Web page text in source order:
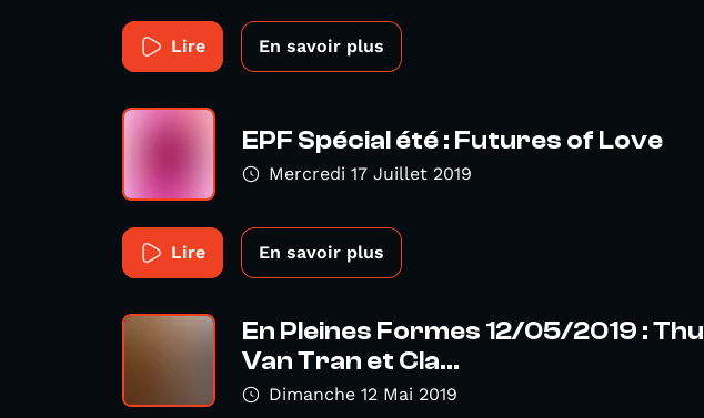
Lire En savoir plus
EPF Spécial été : Futures of Love
Mercredi 17 Juillet 2019
Lire En savoir plus
En Pleines Formes 12/05/2019 : Thu
Van Tran et Cla...
Dimanche 12 Mai 2019